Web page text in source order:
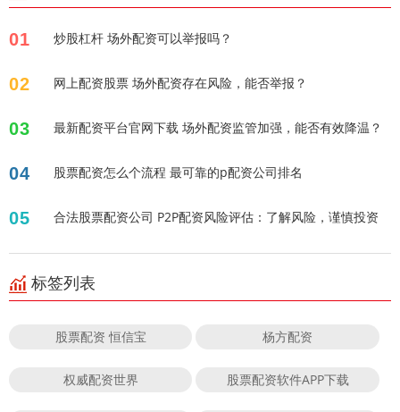
01 炒股杠杆 场外配资可以举报吗？
02 网上配资股票 场外配资存在风险，能否举报？
03 最新配资平台官网下载 场外配资监管加强，能否有效降温？
04 股票配资怎么个流程 最可靠的p配资公司排名
05 合法股票配资公司 P2P配资风险评估：了解风险，谨慎投资
标签列表
股票配资 恒信宝 杨方配资
权威配资世界 股票配资软件APP下载